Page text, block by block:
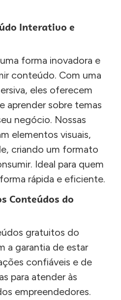
Interativo e
forma inovadora e
conteúdo. Com uma
eles oferecem
aprender sobre temas
negócio. Nossas
elementos visuais,
criando um formato
Ideal para quem
rápida e eficiente.
Conteúdos do
gratuitos do
a garantia de estar
confiáveis e de
para atender às
empreendedores.